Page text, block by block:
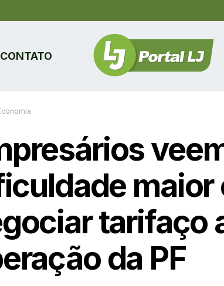
CONTATO
maior
tarifaço
da PF